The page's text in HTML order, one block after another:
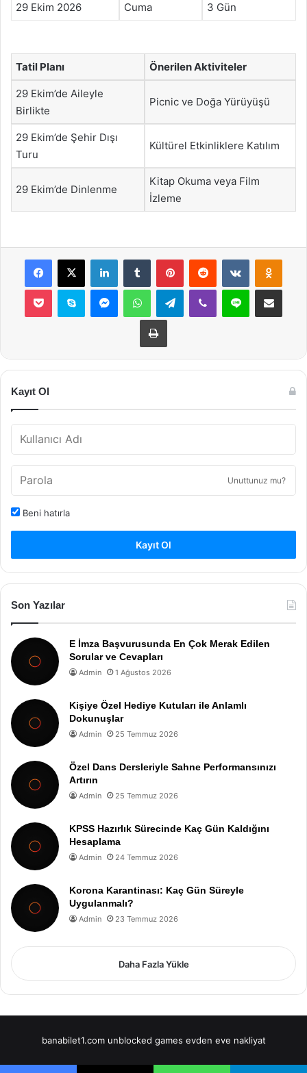
29 Ekim 2026 Cuma 3 Gün
Tatil Planı Önerilen Aktiviteler
29 Ekim’de Aileyle
Birlikte
Picnic ve Doğa Yürüyüşü
29 Ekim’de Şehir Dışı
Turu
Kültürel Etkinliklere Katılım
29 Ekim’de Dinlenme
Kitap Okuma veya Film
İzleme
Facebook
X LinkedInTumblr PinterestReddit VKontakte
Pocket Skype MessengerWhatsAppTelegramViber Line E-Posta ile
Yazdır
Kayıt Ol
Unuttunuz mu?
Beni hatırla
Kayıt Ol
Son Yazılar
E İmza Başvurusunda En Çok Merak Edilen
Sorular ve Cevapları
Admin 1 Ağustos 2026
Kişiye Özel Hediye Kutuları ile Anlamlı
Dokunuşlar
Admin 25 Temmuz 2026
Özel Dans Dersleriyle Sahne Performansınızı
Artırın
Admin 25 Temmuz 2026
KPSS Hazırlık Sürecinde Kaç Gün Kaldığını
Hesaplama
Admin 24 Temmuz 2026
Korona Karantinası: Kaç Gün Süreyle
Uygulanmalı?
Admin 23 Temmuz 2026
Daha Fazla Yükle
banabilet1.com unblocked games evden eve nakliyat